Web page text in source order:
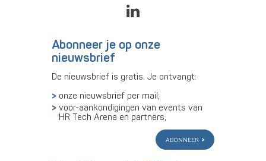
Abonneer je op onze
nieuwsbrief
De nieuwsbrief is gratis. Je ontvangt:
onze nieuwsbrief per mail;
voor-aankondigingen van events van
HR Tech Arena en partners;
abonneer